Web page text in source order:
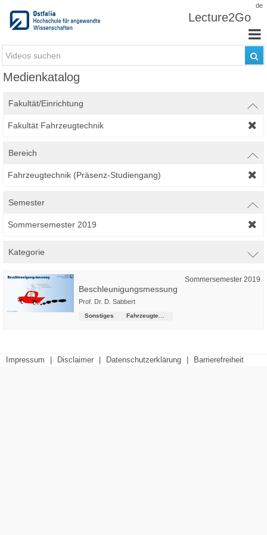
de
Lecture2Go
Medienkatalog
Fakultät/Einrichtung
Fakultät Fahrzeugtechnik
Bereich
Fahrzeugtechnik (Präsenz-Studiengang)
Semester
Sommersemester 2019
Kategorie
Sommersemester 2019
Beschleunigungsmessung
Prof. Dr. D. Sabbert
Sonstiges
Impressum Disclaimer Datenschutzerklärung Barrierefreiheit